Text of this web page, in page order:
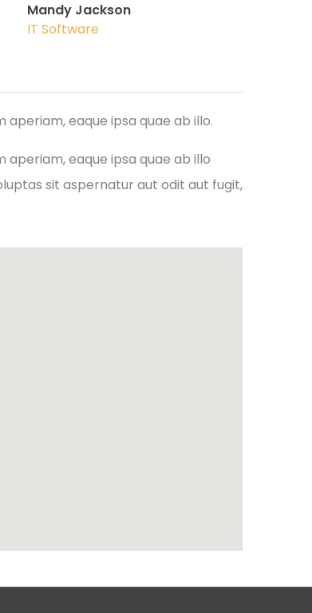
Mandy Jackson
IT Software
eaque ipsa quae ab illo.
eaque ipsa quae ab illo
sit aspernatur aut odit aut fugit,